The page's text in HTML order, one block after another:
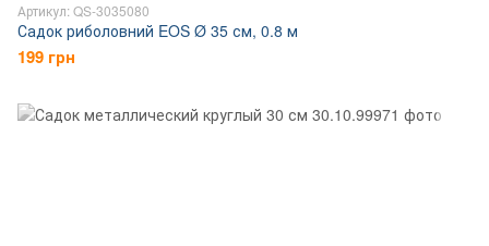
Артикул: QS-3035080
Садок риболовний EOS Ø 35 см, 0.8 м
199 грн